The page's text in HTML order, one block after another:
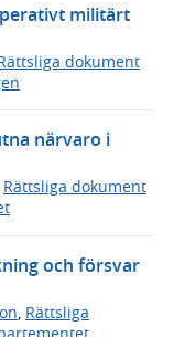
militärt
dokument
närvaro i
Rättsliga dokument
och försvar
, Rättsliga